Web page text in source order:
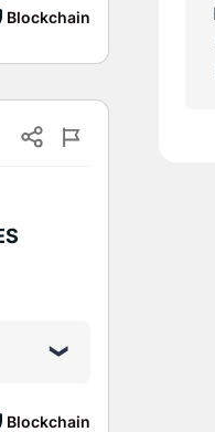
Blockchain
Blockchain